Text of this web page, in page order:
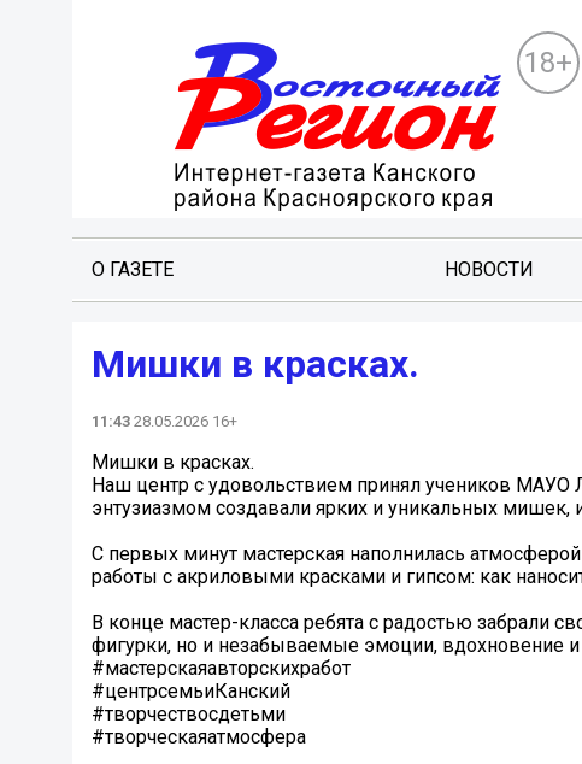
18+
О ГАЗЕТЕ НОВОСТИ
Мишки в красках.
11:43 28.05.2026 16+
Мишки в красках.
Наш центр с удовольствием принял учеников МАУО
энтузиазмом создавали ярких и уникальных мишек,
С первых минут мастерская наполнилась
работы с акриловыми красками и гипсом: как
В конце мастер-класса ребята с радостью забрали
фигурки, но и незабываемые эмоции, вдохновение и
#мастерскаяавторскихработ
#центрсемьиКанский
#творчествосдетьми
#творческаяатмосфера